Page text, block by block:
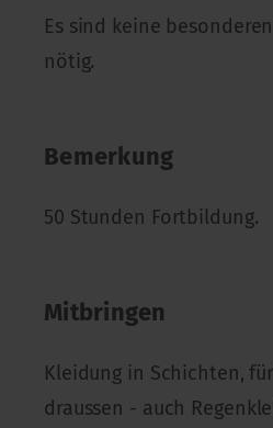
Es sind keine
nötig.
Bemerkung
50 Stunden Fortbildung.
Mitbringen
Kleidung in Schichten,
draussen - auch